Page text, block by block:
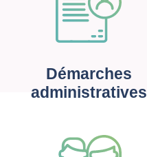
Démarches
administratives